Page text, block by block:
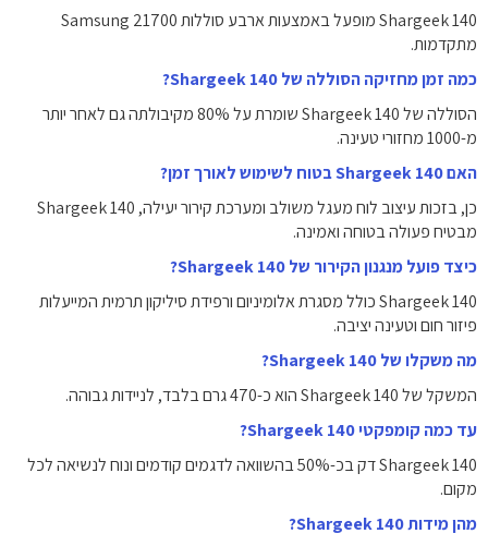
Shargeek 140 מופעל באמצעות ארבע סוללות Samsung 21700
מתקדמות.
כמה זמן מחזיקה הסוללה של Shargeek 140?
הסוללה של Shargeek 140 שומרת על 80% מקיבולתה גם לאחר יותר
מ-1000 מחזורי טעינה.
האם Shargeek 140 בטוח לשימוש לאורך זמן?
כן, בזכות עיצוב לוח מעגל משולב ומערכת קירור יעילה, Shargeek 140
מבטיח פעולה בטוחה ואמינה.
כיצד פועל מנגנון הקירור של Shargeek 140?
Shargeek 140 כולל מסגרת אלומיניום ורפידת סיליקון תרמית המייעלות
פיזור חום וטעינה יציבה.
מה משקלו של Shargeek 140?
המשקל של Shargeek 140 הוא כ-470 גרם בלבד, לניידות גבוהה.
עד כמה קומפקטי Shargeek 140?
Shargeek 140 דק בכ-50% בהשוואה לדגמים קודמים ונוח לנשיאה לכל
מקום.
מהן מידות Shargeek 140?